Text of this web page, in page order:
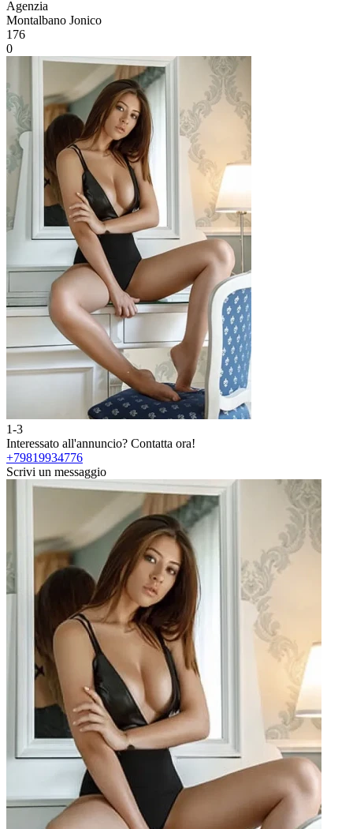
Agenzia
Montalbano Jonico
176
0
1-3
Interessato all'annuncio? Contatta ora!
+79819934776
Scrivi un messaggio